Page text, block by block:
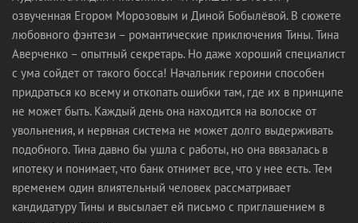
озвученная Егором Морозовым и Диной Бобылёвой. В сюжете
любовного фэнтези – романтические приключения Тины. Тина
Аверченко – опытный секретарь. Но даже хороший специалист
с ума сойдет от такого босса! Начальник героини способен
придраться ко всему и откопать ошибки там, где их в принципе
не может быть. Каждый день она находится на волоске от
увольнения, и нервная система не может долго выдерживать
подобного. Тина давно бы ушла с работы, но она ввязалась в
ипотеку и понимает, что банк отнимет все, что у нее есть. Тем
временем один влиятельный человек рассматривает
кандидатуру Тины и высылает ей письмо с приглашением в